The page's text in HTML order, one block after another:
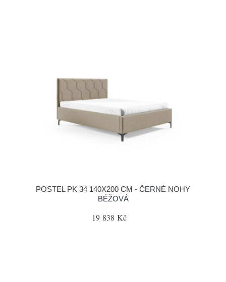
POSTEL PK 34 140X200 CM - ČERNÉ NOHY
BÉŽOVÁ
19 838 Kč